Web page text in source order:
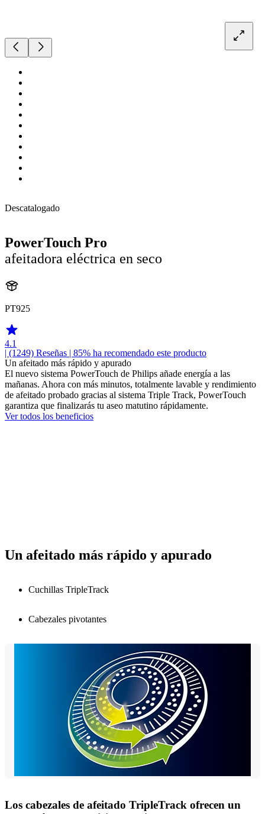
Descatalogado
PowerTouch Pro
afeitadora eléctrica en seco
PT925
4.1
| (1249) Reseñas | 85% ha recomendado este producto
Un afeitado más rápido y apurado
El nuevo sistema PowerTouch de Philips añade energía a las
mañanas. Ahora con más minutos, totalmente lavable y rendimiento
de afeitado probado gracias al sistema Triple Track, PowerTouch
garantiza que finalizarás tu aseo matutino rápidamente.
Ver todos los beneficios
Un afeitado más rápido y apurado
Cuchillas TripleTrack
Cabezales pivotantes
Los cabezales de afeitado TripleTrack ofrecen un